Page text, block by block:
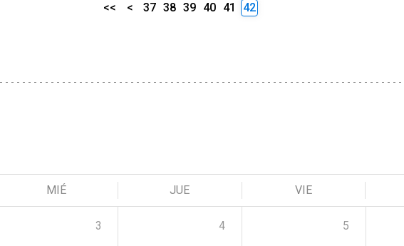
<< < 37 38 39 40 41 42
MIÉ JUE VIE
3 4 5